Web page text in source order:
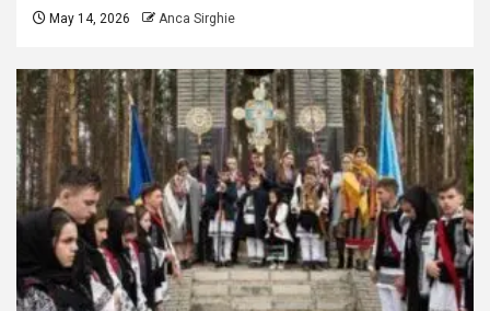
May 14, 2026 Anca Sirghie